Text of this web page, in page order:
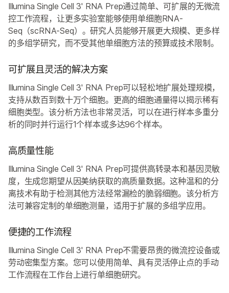
Illumina Single Cell 3' RNA Prep通过简单、可扩展的无微流
控工作流程，让更多实验室能够使用单细胞RNA-
Seq（scRNA-Seq）。研究人员能够开展更大规模、更多样
的多组学研究，而不受其他单细胞方法的预算或技术限制。
可扩展且灵活的解决方案
Illumina Single Cell 3' RNA Prep可以轻松地扩展处理规模，
支持从数百到数十万个细胞。更高的细胞通量得以揭示稀有
细胞类型。该分析方法也非常灵活，可以在进行样本多重分
析的同时并行运行1个样本或多达96个样本。
高质量性能
Illumina Single Cell 3' RNA Prep可提供高转录本和基因灵敏
度，生成您期望从因美纳获取的高质量数据。这种温和的分
离技术有助于检测其他方法经常漏检的脆弱细胞。该分析方
法可兼容定制的单细胞测量，适用于扩展的多组学应用。
便捷的工作流程
Illumina Single Cell 3' RNA Prep不需要昂贵的微流控设备或
劳动密集型方案。您可以使用简单、具有灵活停止点的手动
工作流程在工作台上进行单细胞研究。